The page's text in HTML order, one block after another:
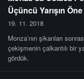
Üçüncü Yarışın
19. 11. 2018
Monza’nın şikanları
çekişmenin çalkantılı bir
gördük.